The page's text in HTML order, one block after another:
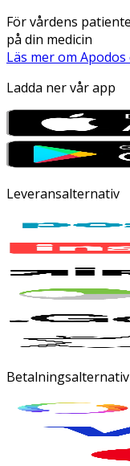
För vårdens
på din medicin
Läs mer om
Ladda ner vår app
Leveransalternativ
Betalningsalternativ